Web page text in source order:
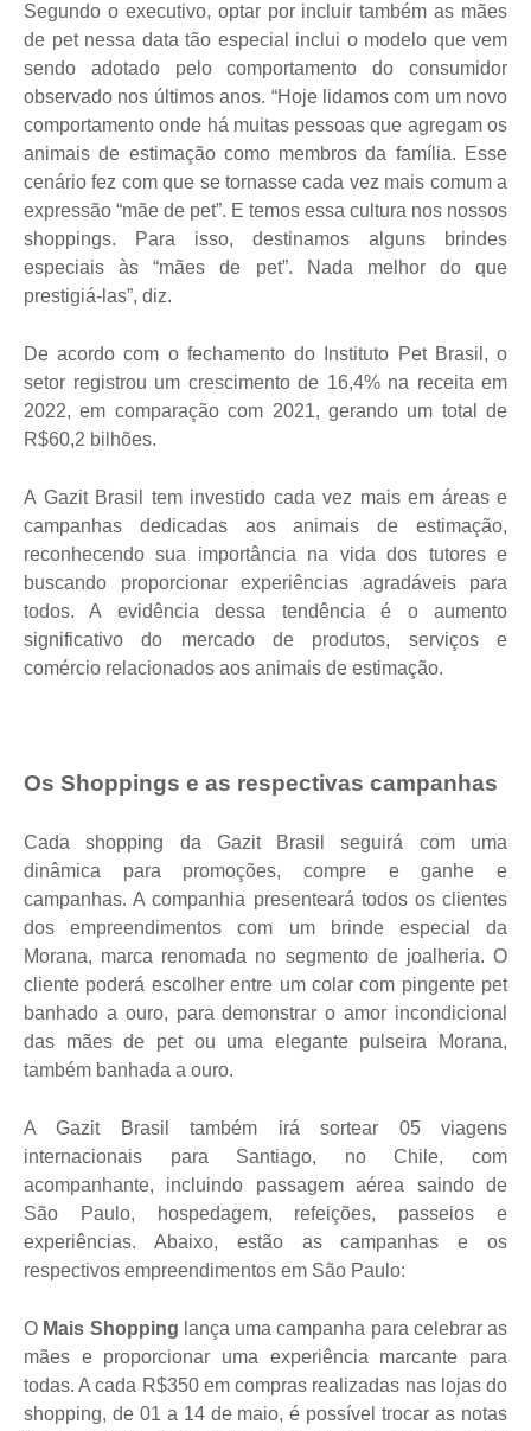
Segundo o executivo, optar por incluir também as mães
de pet nessa data tão especial inclui o modelo que vem
sendo adotado pelo comportamento do consumidor
observado nos últimos anos. “Hoje lidamos com um novo
comportamento onde há muitas pessoas que agregam os
animais de estimação como membros da família. Esse
cenário fez com que se tornasse cada vez mais comum a
expressão “mãe de pet”. E temos essa cultura nos nossos
shoppings. Para isso, destinamos alguns brindes
especiais às “mães de pet”. Nada melhor do que
prestigiá-las”, diz.
De acordo com o fechamento do Instituto Pet Brasil, o
setor registrou um crescimento de 16,4% na receita em
2022, em comparação com 2021, gerando um total de
R$60,2 bilhões.
A Gazit Brasil tem investido cada vez mais em áreas e
campanhas dedicadas aos animais de estimação,
reconhecendo sua importância na vida dos tutores e
buscando proporcionar experiências agradáveis para
todos. A evidência dessa tendência é o aumento
significativo do mercado de produtos, serviços e
comércio relacionados aos animais de estimação.
Os Shoppings e as respectivas campanhas
Cada shopping da Gazit Brasil seguirá com uma
dinâmica para promoções, compre e ganhe e
campanhas. A companhia presenteará todos os clientes
dos empreendimentos com um brinde especial da
Morana, marca renomada no segmento de joalheria. O
cliente poderá escolher entre um colar com pingente pet
banhado a ouro, para demonstrar o amor incondicional
das mães de pet ou uma elegante pulseira Morana,
também banhada a ouro.
A Gazit Brasil também irá sortear 05 viagens
internacionais para Santiago, no Chile, com
acompanhante, incluindo passagem aérea saindo de
São Paulo, hospedagem, refeições, passeios e
experiências. Abaixo, estão as campanhas e os
respectivos empreendimentos em São Paulo:
O Mais Shopping lança uma campanha para celebrar as
mães e proporcionar uma experiência marcante para
todas. A cada R$350 em compras realizadas nas lojas do
shopping, de 01 a 14 de maio, é possível trocar as notas